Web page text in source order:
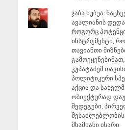
ჯაბა ხუბუა:
ავალიანის
როგორც
ინსტრუმენტი,
თავიანთი
კუპატაძემ
პოლიტიკური
აქცია და
ობიექტურად
შედეგები,
შხამიანი ისარი